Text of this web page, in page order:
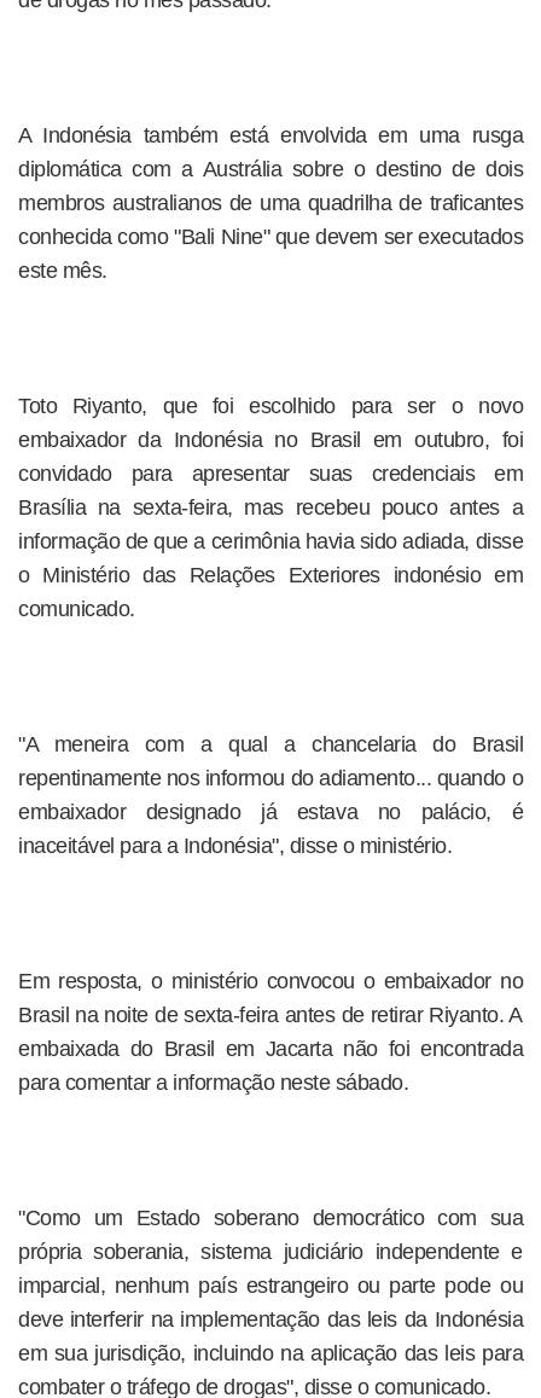
A Indonésia também está envolvida em uma rusga
diplomática com a Austrália sobre o destino de dois
membros australianos de uma quadrilha de traficantes
conhecida como "Bali Nine" que devem ser executados
este mês.
Toto Riyanto, que foi escolhido para ser o novo
embaixador da Indonésia no Brasil em outubro, foi
convidado para apresentar suas credenciais em
Brasília na sexta-feira, mas recebeu pouco antes a
informação de que a cerimônia havia sido adiada, disse
o Ministério das Relações Exteriores indonésio em
comunicado.
"A meneira com a qual a chancelaria do Brasil
repentinamente nos informou do adiamento... quando o
embaixador designado já estava no palácio, é
inaceitável para a Indonésia", disse o ministério.
Em resposta, o ministério convocou o embaixador no
Brasil na noite de sexta-feira antes de retirar Riyanto. A
embaixada do Brasil em Jacarta não foi encontrada
para comentar a informação neste sábado.
"Como um Estado soberano democrático com sua
própria soberania, sistema judiciário independente e
imparcial, nenhum país estrangeiro ou parte pode ou
deve interferir na implementação das leis da Indonésia
em sua jurisdição, incluindo na aplicação das leis para
combater o tráfego de drogas", disse o comunicado.